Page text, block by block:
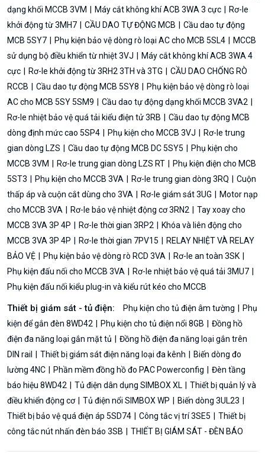
dạng khối MCCB 3VM
Máy cắt không khí ACB 3WA 3 cực
Rơ-le
khởi động từ 3MH7
CẦU DAO TỰ ĐỘNG MCB
Cầu dao tự động
MCB 5SY7
Phụ kiện bảo vệ dòng rò loại AC cho MCB 5SL4
MCCB
sử dụng bộ điều khiển từ nhiệt 3VJ
Máy cắt không khí ACB 3WA 4
cực
Rơ-le khởi động từ 3RH2 3TH và 3TG
CẦU DAO CHỐNG RÒ
RCCB
Cầu dao tự động MCB 5SY8
Phụ kiện bảo vệ dòng rò loại
AC cho MCB 5SY 5SM9
Cầu dao tự động dạng khối MCCB 3VA2
Rơ-le nhiệt bảo vệ quá tải kiểu điện tử 3RB
Cầu dao tự động MCB
dòng định mức cao 5SP4
Phụ kiện cho MCCB 3VJ
Rơ-le trung
gian dòng LZS
Cầu dao tự động MCB DC 5SY5
Phụ kiện cho
MCCB 3VM
Rơ-le trung gian dòng LZS RT
Phụ kiện điện cho MCB
5ST3
Phụ kiện cho MCCB 3VA Rơ-le trung gian dòng 3RQ
Cuộn
thấp áp và cuộn cắt dùng cho 3VA
Rơ-le giám sát 3UG
Motor nạp
cho MCCB 3VA
Rơ-le bảo vệ nhiệt động cơ 3RN2
Tay xoay cho
MCCB 3VA 3P 4P
Rơ-le thời gian 3RP2
Khóa và liên động cho
MCCB 3VA 3P 4P
Rơ-le thời gian 7PV15
RELAY NHIỆT VÀ RELAY
BẢO VỆ
Phụ kiện bảo vệ dòng rò RCD 3VA
Rơ-le an toàn 3SK
Phụ kiện đấu nối cho MCCB 3VA
Rơ-le nhiệt bảo vệ quá tải 3MU7
Phụ kiện đấu nối kiểu plug-in và kiểu rút kéo cho MCCB
Thiết bị giám sát - tủ điện: Phụ kiện cho tủ điện âm tường
Phụ
kiện để gắn đèn 8WD42
Phụ kiện cho tủ điện nổi 8GB
Đồng hồ
điện đa năng loại gắn mặt tủ
Đồng hồ điện đa năng loại gắn trên
DIN rail
Thiết bị giám sát điện năng loại đa kênh
Biến dòng đo
lường 4NC
Phần mềm đồng hồ đo PAC Powerconfig
Đèn tầng
báo hiệu 8WD42
Tủ điện dân dụng SIMBOX XL
Thiết bị quản lý và
điều khiển động cơ
Tủ điện nổi SIMBOX WP
Biến dòng 3UL23
Thiết bị bảo vệ quá điện áp 5SD74
Công tắc vị trí 3SE5
Thiết bị
công tắc nút nhấn đèn báo 3SB
THIẾT BỊ GIÁM SÁT - ĐÈN BÁO